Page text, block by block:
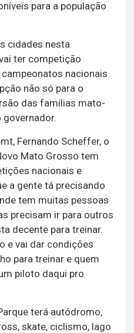
para a população
cidades nesta
ter competição
nacionais
não só para o
das famílias mato-
governador.
Fernando Scheffer, o
Mato Grosso tem
nacionais e
a gente tá precisando
tem muitas pessoas
precisam ir para outros
decente para treinar.
e vai dar condições
para treinar e quem
piloto daqui pro
terá autódromo,
skate, ciclismo, lago